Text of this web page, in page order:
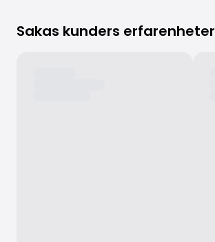
Sakas kunders erfarenheter